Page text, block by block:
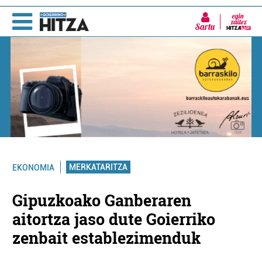
Sartu
EKONOMIA MERKATARITZA
Gipuzkoako Ganberaren
aitortza jaso dute Goierriko
zenbait establezimenduk